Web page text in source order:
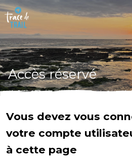
Accès réservé
Vous devez vous
votre compte
à cette page